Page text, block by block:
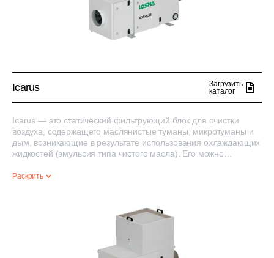
Icarus
Загрузить
каталог
Icarus — это статический фильтрующий блок для очистки
воздуха, содержащего маслянистые туманы, микротуманы и
дым, возникающие в результате использования охлаждающих
жидкостей (эмульсия типа чистого масла). Его можно
удалению.
фильтрации, вплоть до эффективности 99,95%.
LOSMA гарантирует, что каждый фильтрующий блок
Для каждого блока выдается сертификат качества и
Раскрить